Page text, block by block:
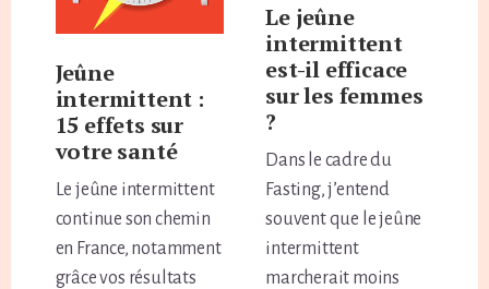
Jeûne
intermittent :
15 effets sur
votre santé
Le jeûne intermittent
continue son chemin
en France, notamment
grâce vos résultats
Le jeûne
intermittent
est-il efficace
sur les femmes
?
Dans le cadre du
Fasting, j’entend
souvent que le jeûne
intermittent
marcherait moins